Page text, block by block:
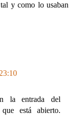
y como lo usaban
la entrada del
está abierto.